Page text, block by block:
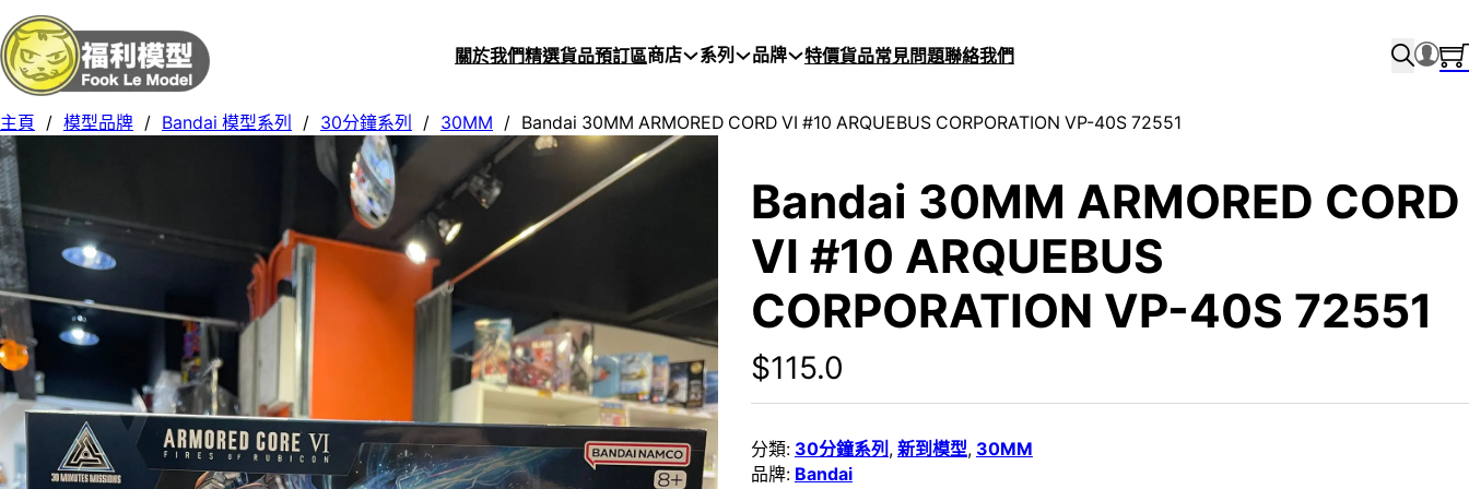
關於我們精選貨品預訂區商店 系列 品牌 特價貨品常見問題聯絡我們
主頁 / 模型品牌 / Bandai 模型系列 / 30分鐘系列 / 30MM / Bandai 30MM ARMORED CORD VI #10 ARQUEBUS CORPORATION VP-40S 72551
Bandai 30MM ARMORED CORD
VI #10 ARQUEBUS
CORPORATION VP-40S 72551
$115.0
分類: 30分鐘系列 , 新到模型, 30MM
品牌: Bandai